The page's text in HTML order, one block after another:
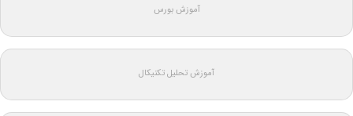
آموزش بورس
آموزش تحلیل تکنیکال